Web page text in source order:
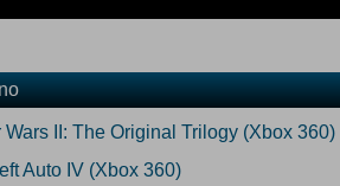
Wars II: The Original Trilogy (Xbox 360)
Auto IV (Xbox 360)